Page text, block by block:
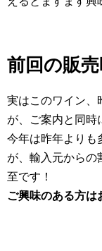
前回の販売
実はこのワイン、
が、ご案内と同時
今年は昨年よりも
が、輸入元からの
至です！
ご興味のある方は